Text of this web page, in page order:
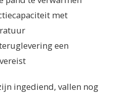
met
een
ingediend, vallen nog